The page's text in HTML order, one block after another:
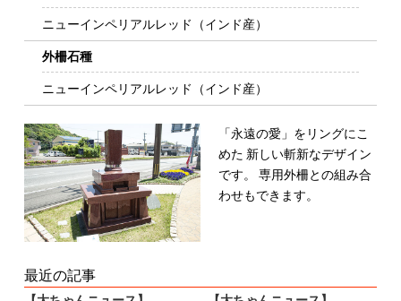
ニューインペリアルレッド（インド産）
外柵石種
ニューインペリアルレッド（インド産）
「永遠の愛」をリングにこ
めた 新しい斬新なデザイン
です。
専用外柵との組み合
わせもできます。
最近の記事